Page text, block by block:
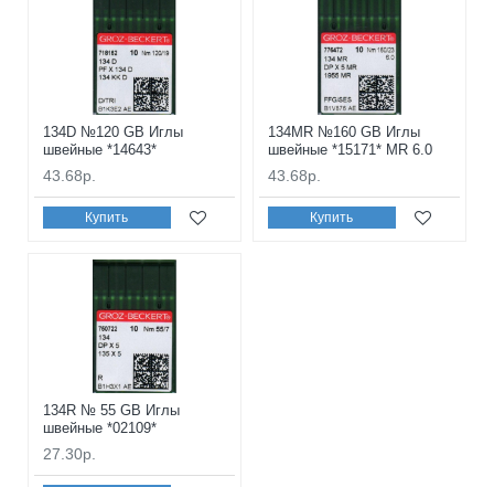
134D №120 GB Иглы
швейные *14643*
43.68р.
Купить
134MR №160 GB Иглы
швейные *15171* MR 6.0
43.68р.
Купить
134R № 55 GB Иглы
швейные *02109*
27.30р.